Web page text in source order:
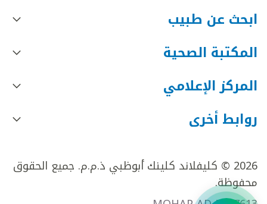
ابحث عن طبيب
المكتبة الصحية
المركز الإعلامي
روابط أخرى
2026 © كليفلاند كلينك أبوظبي ذ.م.م. جميع الحقوق
محفوظة.